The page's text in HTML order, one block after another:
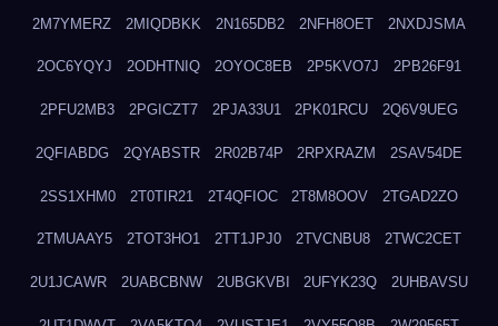
2M7YMERZ 2MIQDBKK 2N165DB2 2NFH8OET 2NXDJSMA
2OC6YQYJ 2ODHTNIQ 2OYOC8EB 2P5KVO7J 2PB26F91
2PFU2MB3 2PGICZT7 2PJA33U1 2PK01RCU 2Q6V9UEG
2QFIABDG 2QYABSTR 2R02B74P 2RPXRAZM 2SAV54DE
2SS1XHM0 2T0TIR21 2T4QFIOC 2T8M8OOV 2TGAD2ZO
2TMUAAY5 2TOT3HO1 2TT1JPJ0 2TVCNBU8 2TWC2CET
2U1JCAWR 2UABCBNW 2UBGKVBI 2UFYK23Q 2UHBAVSU